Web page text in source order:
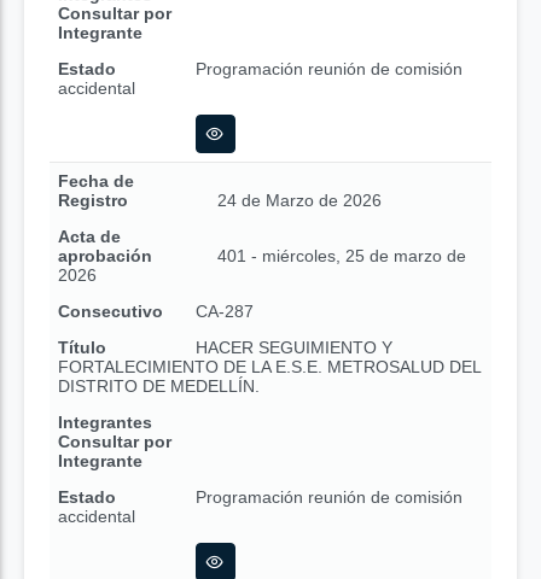
Consultar por
Integrante
Estado
Programación reunión de comisión
accidental
Fecha de
Registro
24 de Marzo de 2026
Acta de
aprobación
401 - miércoles, 25 de marzo de
2026
Consecutivo
CA-287
Título
HACER SEGUIMIENTO Y
FORTALECIMIENTO DE LA E.S.E. METROSALUD DEL
DISTRITO DE MEDELLÍN.
Integrantes
Consultar por
Integrante
Estado
Programación reunión de comisión
accidental